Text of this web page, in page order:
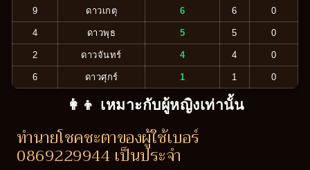
9 ดาวเกตุ 6 6 0
4 ดาวพุธ 5 5 0
2 ดาวจันทร์ 4 4 0
6 ดาวศุกร์ 1 1 0
👩‍👦 เหมาะกับผู้หญิงเท่านั้น
ทำนายโชคชะตาของผู้ใช้เบอร์
0869229944 เป็นประจำ